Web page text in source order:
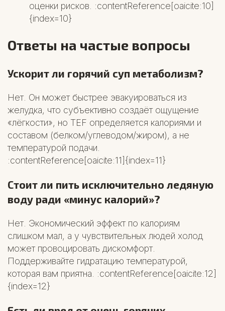
оценки рисков. :contentReference[oaicite:10]
{index=10}
Ответы на частые вопросы
Ускорит ли горячий суп метаболизм?
Нет. Он может быстрее эвакуироваться из
желудка, что субъективно создаёт ощущение
«лёгкости», но TEF определяется калориями и
составом (белком/углеводом/жиром), а не
температурой подачи.
:contentReference[oaicite:11]{index=11}
Стоит ли пить исключительно ледяную
воду ради «минус калорий»?
Нет. Экономический эффект по калориям
слишком мал, а у чувствительных людей холод
может провоцировать дискомфорт.
Поддерживайте гидратацию температурой,
которая вам приятна. :contentReference[oaicite:12]
{index=12}